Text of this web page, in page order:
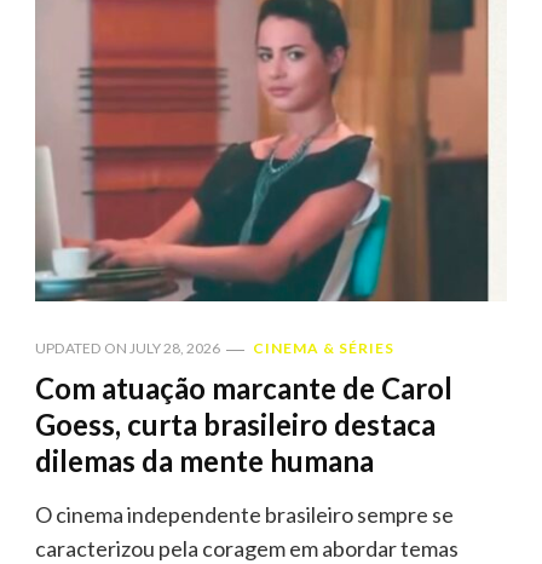
UPDATED ON JULY 28, 2026 CINEMA & SÉRIES
Com atuação marcante de Carol
Goess, curta brasileiro destaca
dilemas da mente humana
O cinema independente brasileiro sempre se
caracterizou pela coragem em abordar temas